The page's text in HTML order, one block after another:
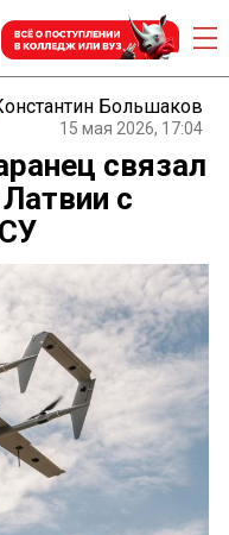
Большаков
15 мая 2026, 17:04
связал
с